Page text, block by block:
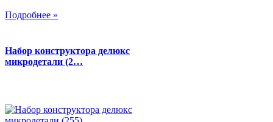
Подробнее »
Набор конструктора делюкс
микродетали (2…